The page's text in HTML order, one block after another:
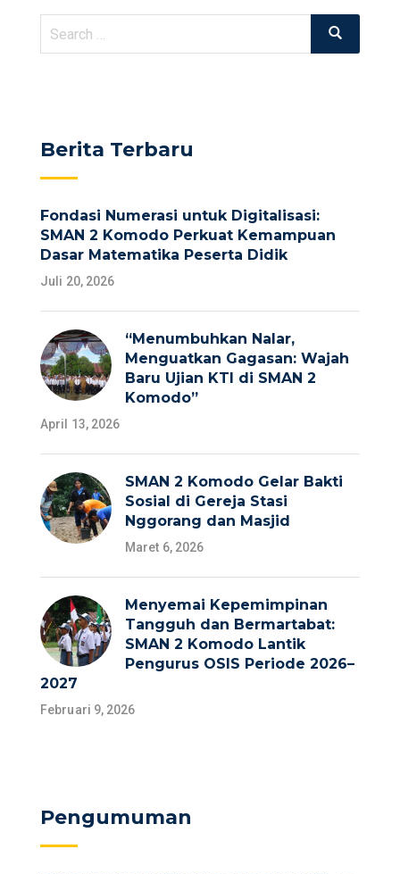
Search
Search
Berita Terbaru
Fondasi Numerasi untuk Digitalisasi:
SMAN 2 Komodo Perkuat Kemampuan
Dasar Matematika Peserta Didik
Juli 20, 2026
“Menumbuhkan Nalar,
Menguatkan Gagasan: Wajah
Baru Ujian KTI di SMAN 2
Komodo”
April 13, 2026
SMAN 2 Komodo Gelar Bakti
Sosial di Gereja Stasi
Nggorang dan Masjid
Maret 6, 2026
Menyemai Kepemimpinan
Tangguh dan Bermartabat:
SMAN 2 Komodo Lantik
Pengurus OSIS Periode 2026–
2027
Februari 9, 2026
Pengumuman